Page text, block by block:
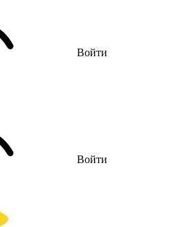
Войти
Войти